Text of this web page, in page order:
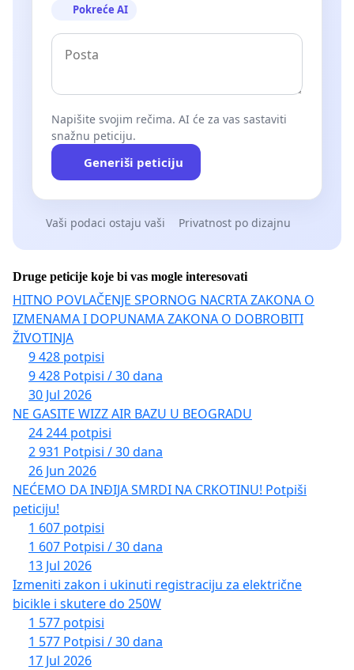
Pokreće AI
Napišite svojim rečima. AI će za vas sastaviti
snažnu peticiju.
Generiši peticiju
Vaši podaci ostaju vaši Privatnost po dizajnu
Druge peticije koje bi vas mogle interesovati
HITNO POVLAČENJE SPORNOG NACRTA ZAKONA O
IZMENAMA I DOPUNAMA ZAKONA O DOBROBITI
ŽIVOTINJA
9 428 potpisi
9 428 Potpisi / 30 dana
30 Jul 2026
NE GASITE WIZZ AIR BAZU U BEOGRADU
24 244 potpisi
2 931 Potpisi / 30 dana
26 Jun 2026
NEĆEMO DA INĐIJA SMRDI NA CRKOTINU! Potpiši
peticiju!
1 607 potpisi
1 607 Potpisi / 30 dana
13 Jul 2026
Izmeniti zakon i ukinuti registraciju za električne
bicikle i skutere do 250W
1 577 potpisi
1 577 Potpisi / 30 dana
17 Jul 2026